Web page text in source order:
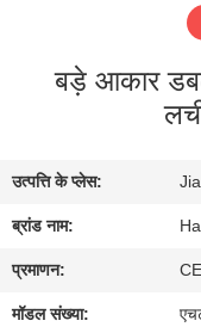
भ्रमण
नियंत्रण
संपर्क
करें
बड़े आकार
उत्पत्ति के प्लेस:
ब्रांड नाम:
प्रमाणन:
मॉडल संख्या: